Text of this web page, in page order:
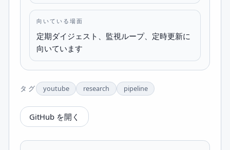
向いている場面
定期ダイジェスト、監視ループ、定時更新に
向いています
タグ youtube research pipeline
GitHub を開く